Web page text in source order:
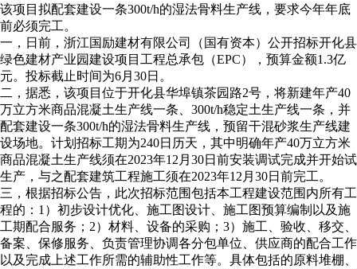
该项目拟配套建设一条300t/h的湿法骨料生产线，要求今年年底
前必须完工。
一，日前，浙江国励建材有限公司（国有资本）公开招标开化县
绿色建材产业园建设项目工程总承包（EPC），预算金额1.3亿
元。投标截止时间为6月30日。
二，据悉，该项目位于开化县华埠镇茶园路2号，将新建年产40
万立方米商品混凝土生产线一条、300t/h稳定土生产线一条，并
配套建设一条300t/h的湿法骨料生产线，预留干混砂浆生产线建
设场地。计划招标工期为240日历天，其中明确年产40万立方米
商品混凝土生产线须在2023年12月30日前安装调试完成并开始试
生产，与之配套建筑工程施工须在2023年12月30日前完工。
三，根据招标公告，此次招标范围包括本工程建设范围内所有工
程的：1）初步设计优化、施工图设计、施工图预算编制以及施
工期配合服务；2）材料、设备的采购；3）施工、验收、移交、
备案、保修服务、负责管理协调各分包单位、供应商的配合工作
以及完成上述工作所需的辅助性工作等。具体包括的原料堆棚、